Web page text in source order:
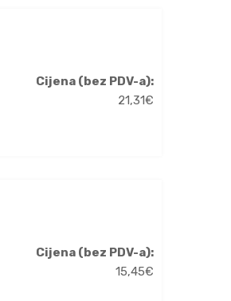
Cijena (bez PDV-a):
21,31€
Cijena (bez PDV-a):
15,45€